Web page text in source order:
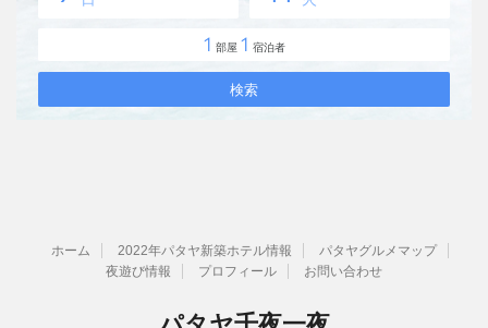
ホーム 2022年パタヤ新築ホテル情報
パタヤグルメマップ
夜遊び情報
プロフィール お問い合わせ